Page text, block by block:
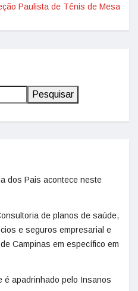
Paulista de Tênis de Mesa
Pesquisar
dos Pais acontece neste
de planos de saúde,
e seguros empresarial e
Campinas em específico em
é apadrinhado pelo Insanos